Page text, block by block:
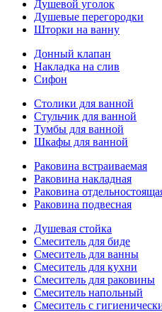
Душевой уголок
Душевые перегородки
Шторки на ванну
Донный клапан
Накладка на слив
Сифон
Столики для ванной
Стульчик для ванной
Тумбы для ванной
Шкафы для ванной
Раковина встраиваемая
Раковина накладная
Раковина
Раковина подвесная
Душевая стойка
Смеситель для биде
Смеситель для ванны
Смеситель для кухни
Смеситель для раковины
Смеситель напольный
Смеситель с